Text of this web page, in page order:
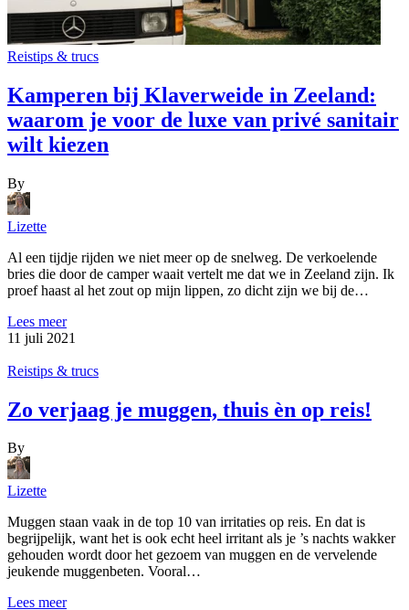
Reistips & trucs
Kamperen bij Klaverweide in Zeeland:
waarom je voor de luxe van privé sanitair
wilt kiezen
By
Lizette
Al een tijdje rijden we niet meer op de snelweg. De verkoelende
bries die door de camper waait vertelt me dat we in Zeeland zijn. Ik
proef haast al het zout op mijn lippen, zo dicht zijn we bij de…
Lees meer
11 juli 2021
Reistips & trucs
Zo verjaag je muggen, thuis èn op reis!
By
Lizette
Muggen staan vaak in de top 10 van irritaties op reis. En dat is
begrijpelijk, want het is ook echt heel irritant als je ’s nachts wakker
gehouden wordt door het gezoem van muggen en de vervelende
jeukende muggenbeten. Vooral…
Lees meer